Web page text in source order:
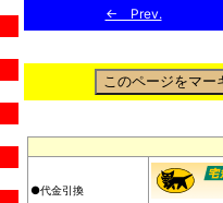
← Prev.
●代金引換